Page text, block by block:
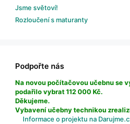
Jsme světoví!
Rozloučení s maturanty
Podpořte nás
Na novou počítačovou učebnu se
podařilo vybrat 112 000 Kč.
Děkujeme.
Vybavení učebny technikou
Informace o projektu na